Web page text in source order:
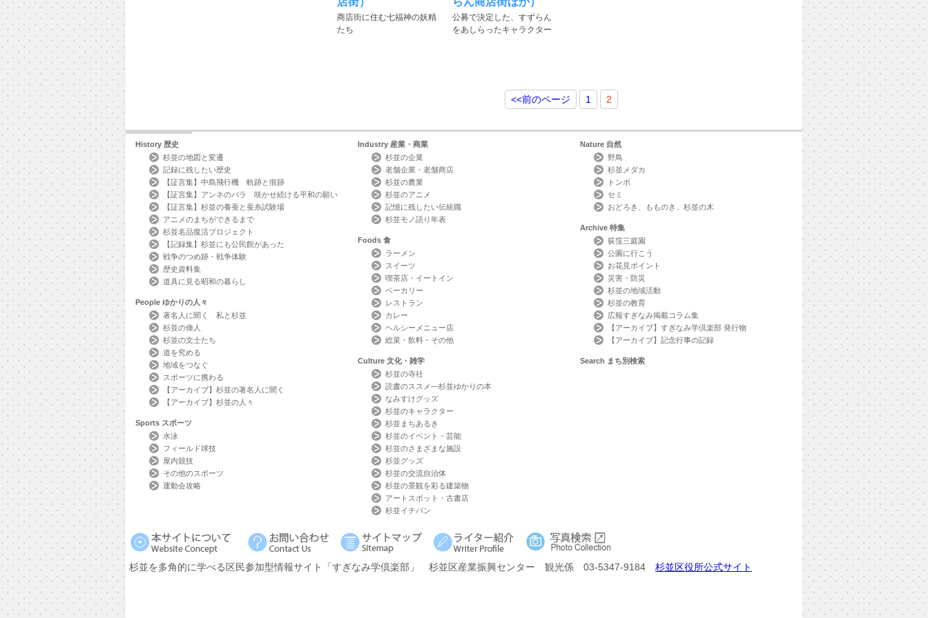
商店街に住む七福神の妖精
たち
公募で決定した、すずらん
をあしらったキャラクター
<<前のページ 1 2
History 歴史
杉並の地図と変遷
記録に残したい歴史
【証言集】中島飛行機 軌跡と痕跡
【証言集】アンネのバラ 咲かせ続ける平和の願い
【証言集】杉並の養蚕と蚕糸試験場
アニメのまちができるまで
杉並名品復活プロジェクト
【記録集】杉並にも公民館があった
戦争のつめ跡・戦争体験
歴史資料集
道具に見る昭和の暮らし
People ゆかりの人々
著名人に聞く 私と杉並
杉並の偉人
杉並の文士たち
道を究める
地域をつなぐ
スポーツに携わる
【アーカイブ】杉並の著名人に聞く
【アーカイブ】杉並の人々
Sports スポーツ
水泳
フィールド球技
屋内競技
その他のスポーツ
運動会攻略
Industry 産業・商業
杉並の企業
老舗企業・老舗商店
杉並の農業
杉並のアニメ
記憶に残したい伝統職
杉並モノ語り年表
Foods 食
ラーメン
スイーツ
喫茶店・イートイン
ベーカリー
レストラン
カレー
ヘルシーメニュー店
総菜・飲料・その他
Culture 文化・雑学
杉並の寺社
読書のススメ―杉並ゆかりの本
なみすけグッズ
杉並のキャラクター
杉並まちあるき
杉並のイベント・芸能
杉並のさまざまな施設
杉並グッズ
杉並の交流自治体
杉並の景観を彩る建築物
アートスポット・古書店
杉並イチバン
Nature 自然
野鳥
杉並メダカ
トンボ
セミ
おどろき、もものき、杉並の木
Archive 特集
荻窪三庭園
公園に行こう
お花見ポイント
災害・防災
杉並の地域活動
杉並の教育
広報すぎなみ掲載コラム集
【アーカイブ】すぎなみ学倶楽部 発行物
【アーカイブ】記念行事の記録
Search まち別検索
杉並を多角的に学べる区民参加型情報サイト 「すぎなみ学倶楽部」 杉並区産業振興センター 観光係 03-5347-9184 杉並区役所公式サイト